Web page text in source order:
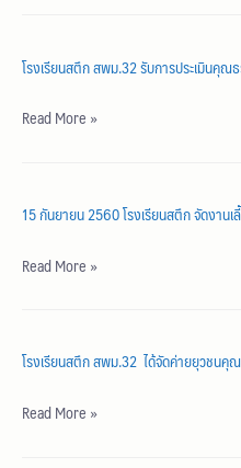
โรงเรียนสตึก สพม.32 รับการประเมินคุณ
Read More »
15 กันยายน 2560 โรงเรียนสตึก จัดงา
Read More »
โรงเรียนสตึก สพม.32 ได้จัดค่ายยุวชนคุ
Read More »